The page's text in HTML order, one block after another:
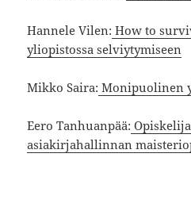
Hannele Vilen: How to
yliopistossa selviytymiseen
Mikko Saira: Monipuolinen
Eero Tanhuanpää:
asiakirjahallinnan